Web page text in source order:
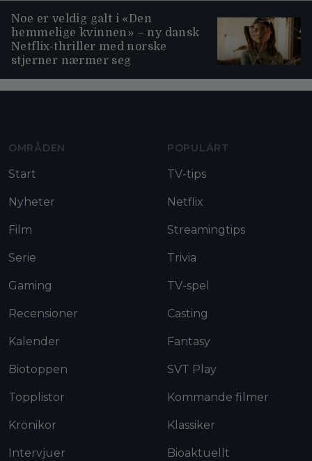
Noe er veldig galt i «Den
hemmelige kvinnen» – ny dansk
Netflix-thriller med norske
stjerner nærmer seg
OMRÅDEN
Start
Nyheter
Film
Serie
Gaming
Recensioner
Kalender
Biotoppen
Topplistor
Krönikor
Intervjuer
POPULÄRT
TV-tips
Netflix
Streamingtips
Trivia
TV-spel
Casting
Fantasy
SVT Play
Kommande filmer
Klassiker
Bioaktuellt